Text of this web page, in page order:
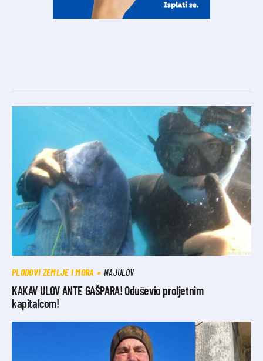
PLODOVI ZEMLJE I MORA NAJULOV
KAKAV ULOV ANTE GAŠPARA! Oduševio proljetnim
kapitalcom!